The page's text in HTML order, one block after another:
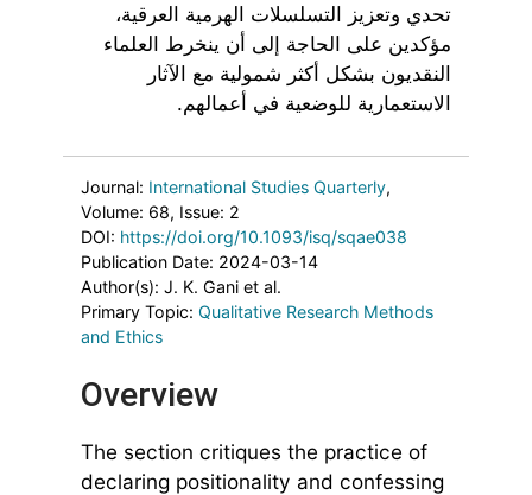
تحدي وتعزيز التسلسلات الهرمية العرقية،
مؤكدين على الحاجة إلى أن ينخرط العلماء
النقديون بشكل أكثر شمولية مع الآثار
الاستعمارية للوضعية في أعمالهم.
Journal: International Studies Quarterly,
Volume: 68, Issue: 2
DOI: https://doi.org/10.1093/isq/sqae038
Publication Date: 2024-03-14
Author(s): J. K. Gani et al.
Primary Topic: Qualitative Research Methods
and Ethics
Overview
The section critiques the practice of
declaring positionality and confessing